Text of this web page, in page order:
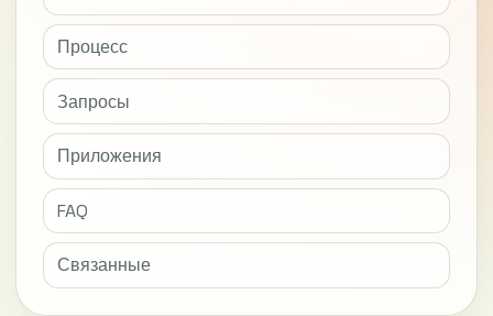
Процесс
Запросы
Приложения
FAQ
Связанные